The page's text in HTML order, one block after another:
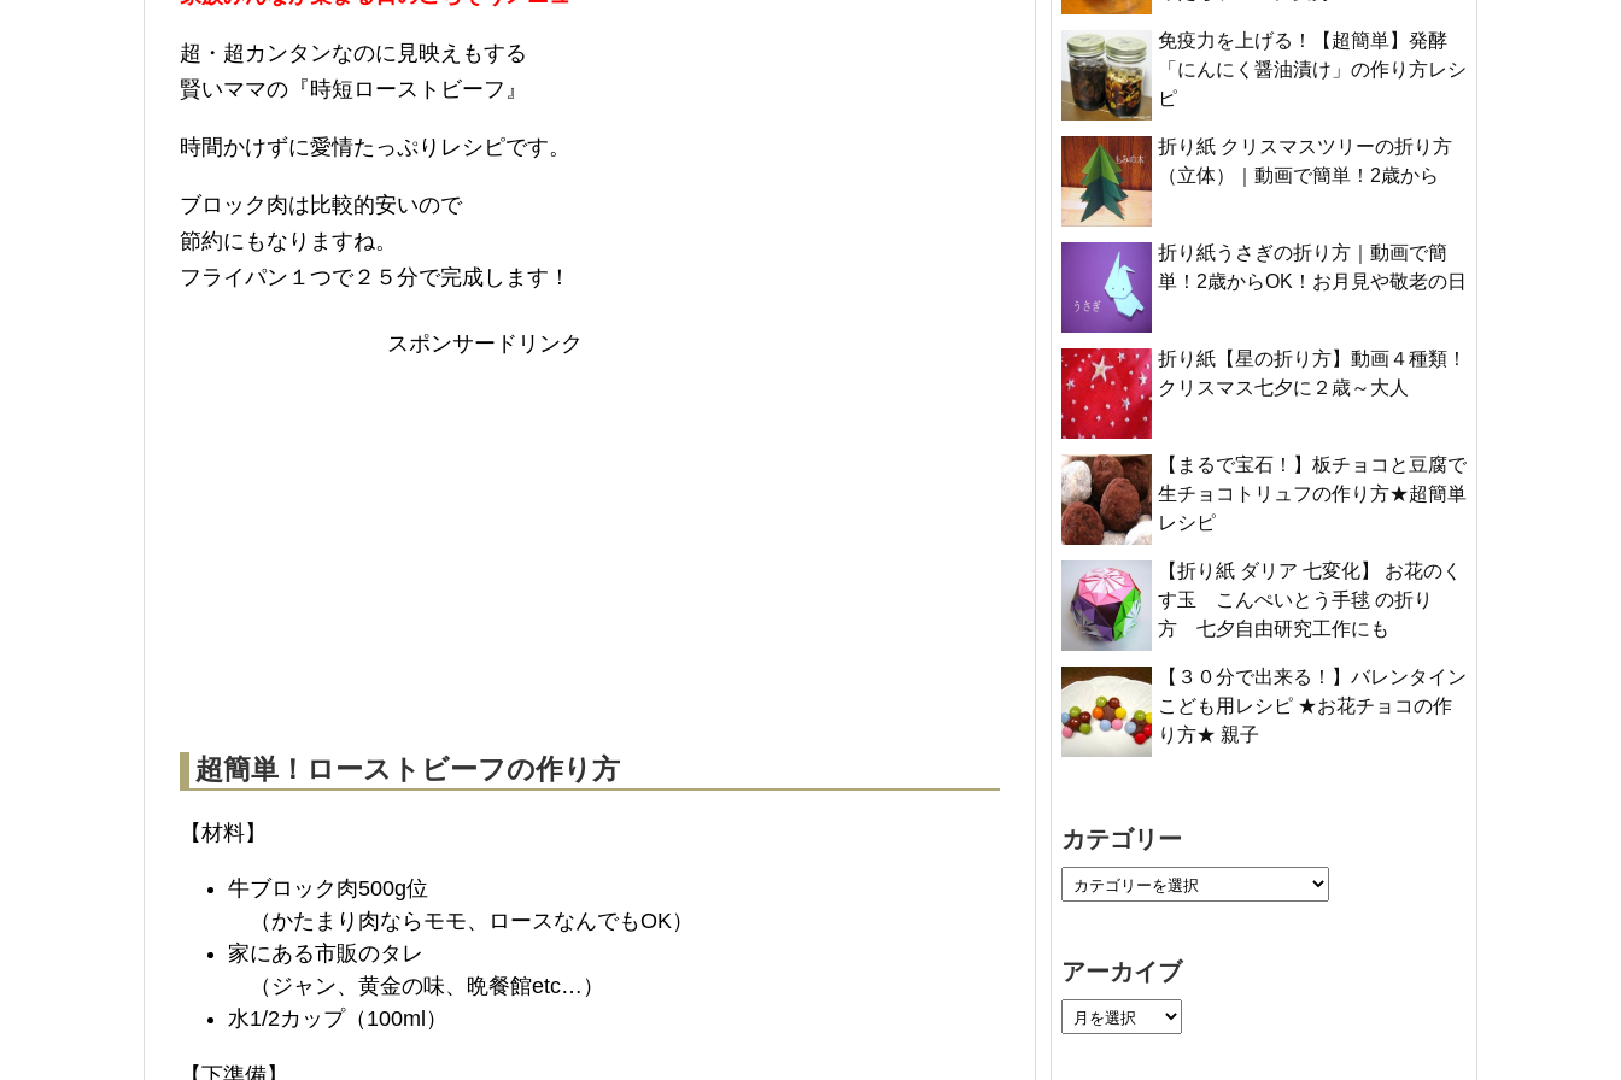
超・超カンタンなのに見映えもする
賢いママの『時短ローストビーフ』
時間かけずに愛情たっぷりレシピです。
ブロック肉は比較的安いので
節約にもなりますね。
フライパン１つで２５分で完成します！
スポンサードリンク
超簡単！ローストビーフの作り方
【材料】
牛ブロック肉500g位
（かたまり肉ならモモ、ロースなんでもOK）
家にある市販のタレ
（ジャン、黄金の味、晩餐館etc…）
水1/2カップ（100ml）
免疫力を上げる！【超簡単】発酵
「にんにく醤油漬け」の作り方レシ
ピ
折り紙 クリスマスツリーの折り方
（立体）｜動画で簡単！2歳から
折り紙うさぎの折り方｜動画で簡
単！2歳からOK！お月見や敬老の日
折り紙【星の折り方】動画４種類！
クリスマス七夕に２歳～大人
【まるで宝石！】板チョコと豆腐で
生チョコトリュフの作り方★超簡単
レシピ
【折り紙 ダリア 七変化】 お花のく
す玉 こんぺいとう手毬 の折り
方 七夕自由研究工作にも
【３０分で出来る！】バレンタイン
こども用レシピ ★お花チョコの作
り方★ 親子
カテゴリー
アーカイブ